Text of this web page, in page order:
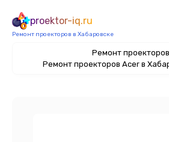
proektor-iq.ru
Ремонт проекторов в Хабаровске
Ремонт проекторов
Ремонт проекторов Acer в